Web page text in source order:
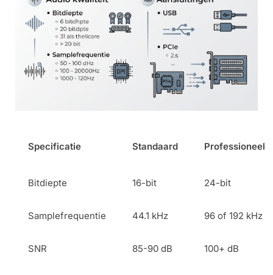
Specificatie Standaard Professioneel
Bitdiepte 16-bit 24-bit
Samplefrequentie 44.1 kHz 96 of 192 kHz
SNR 85-90 dB 100+ dB